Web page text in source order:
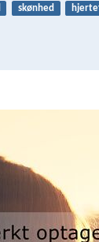
skønhed